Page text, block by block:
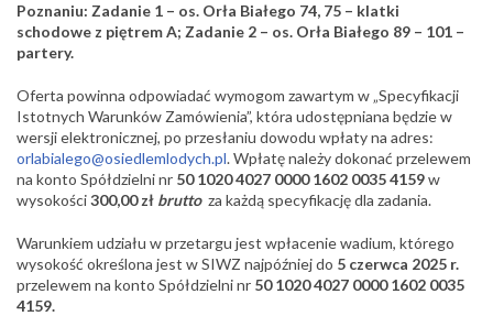
Poznaniu: Zadanie 1 – os. Orła Białego 74, 75 – klatki
schodowe z piętrem A; Zadanie 2 – os. Orła Białego 89 – 101 –
partery.
Oferta powinna odpowiadać wymogom zawartym w „Specyfikacji
Istotnych Warunków Zamówienia”, która udostępniana będzie w
wersji elektronicznej, po przesłaniu dowodu wpłaty na adres:
orlabialego@osiedlemlodych.pl. Wpłatę należy dokonać przelewem
na konto Spółdzielni nr 50 1020 4027 0000 1602 0035 4159w
wysokości300,00 zł brutto za każdą specyfikację dla zadania.
Warunkiem udziału w przetargu jest wpłacenie wadium, którego
wysokość określona jest w SIWZ najpóźniej do 5 czerwca 2025 r.
przelewem na konto Spółdzielni nr 50 1020 4027 0000 1602 0035
4159.